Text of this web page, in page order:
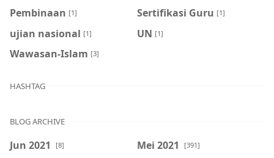
Pembinaan [1] Sertifikasi Guru [1]
ujian nasional [1] UN [1]
Wawasan-Islam [3]
HASHTAG
BLOG ARCHIVE
Jun 2021 [8] Mei 2021 [391]